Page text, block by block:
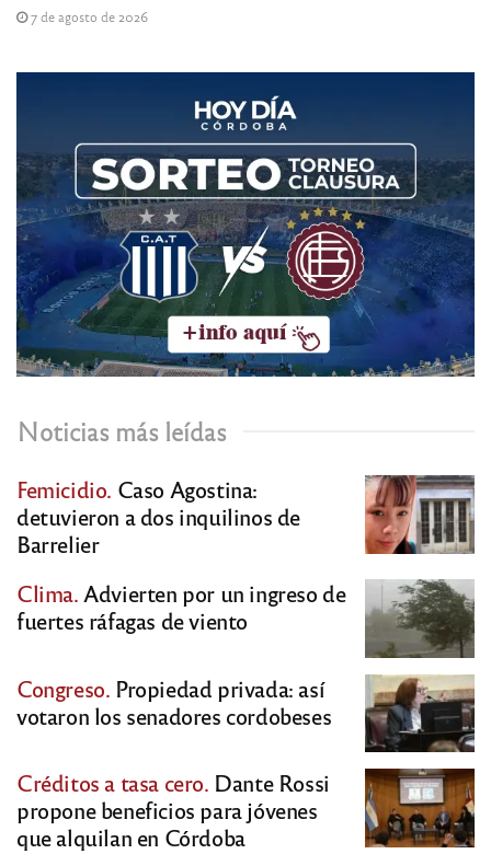
7 de agosto de 2026
Noticias más leídas
Femicidio. Caso Agostina:
detuvieron a dos inquilinos de
Barrelier
Clima. Advierten por un ingreso de
fuertes ráfagas de viento
Congreso. Propiedad privada: así
votaron los senadores cordobeses
Créditos a tasa cero. Dante Rossi
propone beneficios para jóvenes
que alquilan en Córdoba